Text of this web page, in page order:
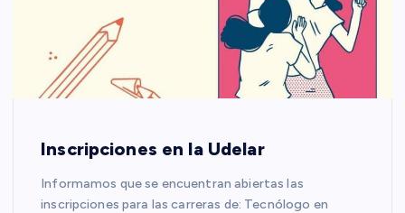
Inscripciones en la Udelar
Informamos que se encuentran abiertas las
inscripciones para las carreras de: Tecnólogo en